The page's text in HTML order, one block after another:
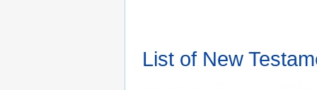
List of New